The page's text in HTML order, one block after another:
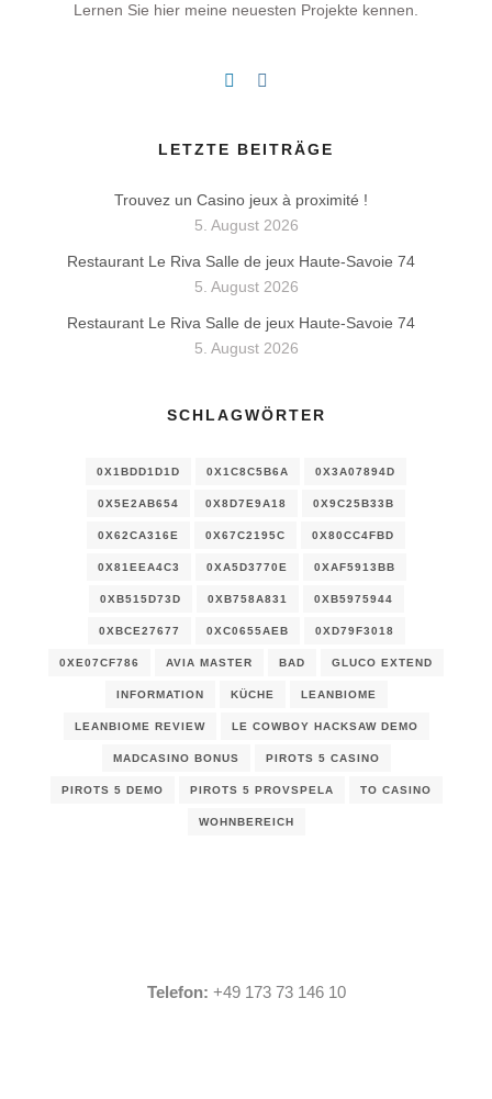
Lernen Sie hier meine neuesten Projekte kennen.
LETZTE BEITRÄGE
Trouvez un Casino jeux à proximité !
5. August 2026
Restaurant Le Riva Salle de jeux Haute-Savoie 74
5. August 2026
Restaurant Le Riva Salle de jeux Haute-Savoie 74
5. August 2026
SCHLAGWÖRTER
0X1BDD1D1D 0X1C8C5B6A 0X3A07894D
0X5E2AB654 0X8D7E9A18 0X9C25B33B
0X62CA316E 0X67C2195C 0X80CC4FBD
0X81EEA4C3 0XA5D3770E 0XAF5913BB
0XB515D73D 0XB758A831 0XB5975944
0XBCE27677 0XC0655AEB 0XD79F3018
0XE07CF786 AVIA MASTER BAD GLUCO EXTEND
INFORMATION KÜCHE LEANBIOME
LEANBIOME REVIEW LE COWBOY HACKSAW DEMO
MADCASINO BONUS PIROTS 5 CASINO
PIROTS 5 DEMO PIROTS 5 PROVSPELA TO CASINO
WOHNBEREICH
Telefon: +49 173 73 146 10